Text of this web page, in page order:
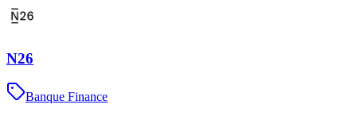
N26
Banque Finance